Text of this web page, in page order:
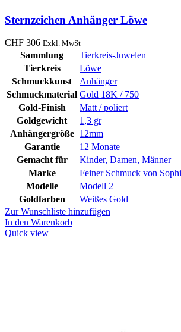
Sternzeichen Anhänger Löwe
CHF 306 Exkl. MwSt
Sammlung
Tierkreis-Juwelen
Tierkreis
Löwe
Schmuckkunst
Anhänger
Schmuckmaterial Gold 18K / 750
Gold-Finish
Matt / poliert
Goldgewicht
1,3 gr
Anhängergröße
12mm
Garantie
12 Monate
Gemacht für
Kinder, Damen, Männer
Marke
Feiner Schmuck von
Modelle
Modell 2
Goldfarben
Weißes Gold
Zur Wunschliste hinzufügen
In den Warenkorb
Quick view